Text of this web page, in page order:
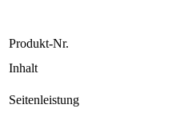
Produkt-Nr.
Inhalt
Seitenleistung